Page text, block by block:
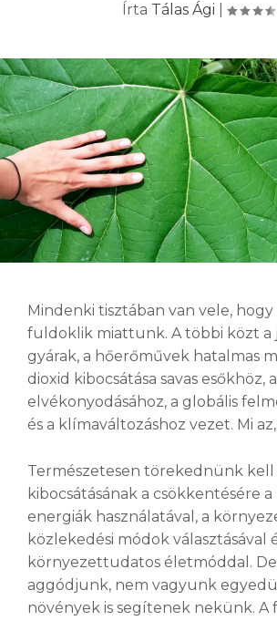
Írta Tálas Ági
Mindenki tisztában van vele,
fuldoklik miattunk. A többi közt a
gyárak, a hőerőművek hatalmas
dioxid kibocsátása savas esőkhöz,
elvékonyodásához, a globális
és a klímaváltozáshoz vezet. Mi
Természetesen törekednünk kell
kibocsátásának a csökkentésére
energiák használatával, a
közlekedési módok választásával
környezettudatos életmóddal.
aggódjunk, nem vagyunk
növények is segítenek nekünk. A